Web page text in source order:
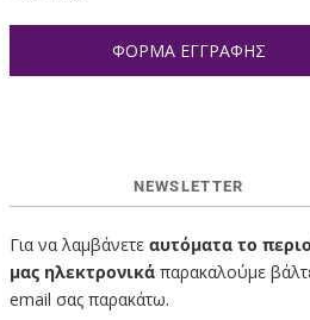
ΦΟΡΜΑ ΕΓΓΡΑΦΗΣ
NEWSLETTER
Για να λαμβάνετε αυτόματα το
μας ηλεκτρονικά παρακαλούμε
email σας παρακάτω.